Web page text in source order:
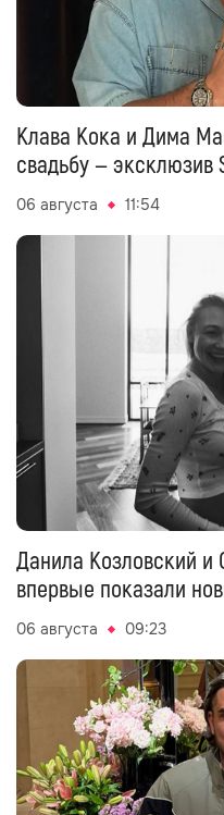
Клава Кока и Дима
свадьбу — эксклюзив
06 августа 11:54
Данила Козловский
впервые показали
06 августа 09:23